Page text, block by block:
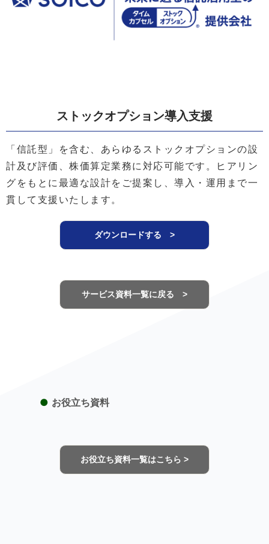
ストックオプション導入支援
「信託型」を含む、あらゆるストックオプションの設
計及び評価、株価算定業務に対応可能です。ヒアリン
グをもとに最適な設計をご提案し、導入・運用まで一
貫して支援いたします。
ダウンロードする >
サービス資料一覧に戻る >
● お役立ち資料
お役立ち資料一覧はこちら >